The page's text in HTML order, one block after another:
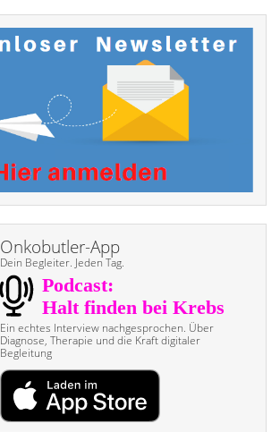
Onkobutler-App
Dein Begleiter. Jeden Tag.
Ein echtes Interview nach­gesprochen. Über
Diagnose, Therapie und die Kraft digitaler
Begleitung